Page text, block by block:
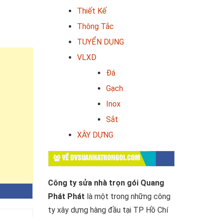
Thiết Kế
Thông Tắc
TUYỂN DỤNG
VLXD
Đá
Gạch
Inox
Sắt
XÂY DỰNG
VỀ DVSUANHATRONGOI.COM
Công ty sửa nhà trọn gói Quang
Phát Phát là một trong những công
ty xây dựng hàng đầu tại TP Hồ Chí